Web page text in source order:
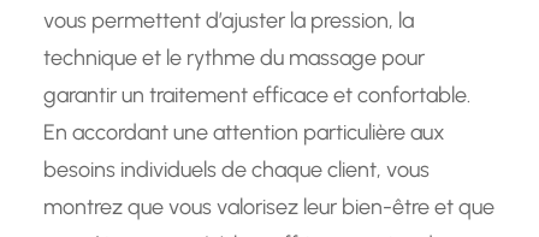
vous permettent d’ajuster la pression, la
technique et le rythme du massage pour
garantir un traitement efficace et confortable.
En accordant une attention particulière aux
besoins individuels de chaque client, vous
montrez que vous valorisez leur bien-être et que